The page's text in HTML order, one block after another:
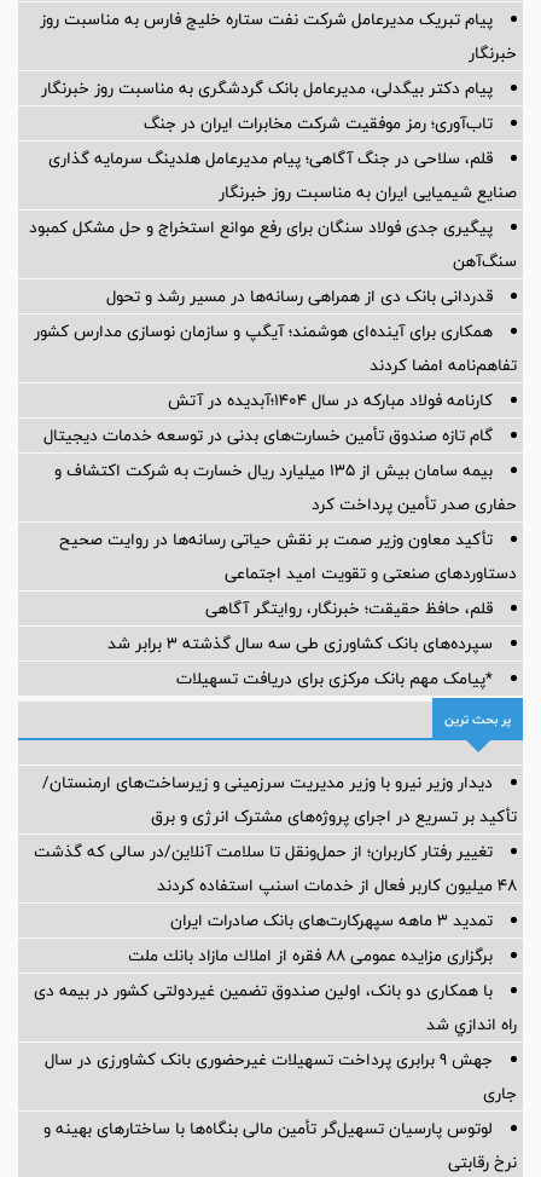
پیام تبریک مدیرعامل شرکت نفت ستاره خلیج فارس به مناسبت روز
خبرنگار
پیام دکتر بیگدلی، مدیرعامل بانک گردشگری به مناسبت روز خبرنگار
تاب‌آوری؛ رمز موفقیت شرکت مخابرات ایران در جنگ
قلم، سلاحی در جنگ آگاهی؛ پیام مدیرعامل هلدینگ سرمایه گذاری
صنایع شیمیایی ایران به مناسبت روز خبرنگار
پیگیری جدی فولاد سنگان برای رفع موانع استخراج و حل مشکل کمبود
سنگ‌آهن
قدردانی بانک دی از همراهی رسانه‌ها در مسیر رشد و تحول
همکاری برای آینده‌ای هوشمند؛ آیگپ و سازمان نوسازی مدارس کشور
تفاهم‌نامه امضا کردند
کارنامه فولاد مبارکه در سال ۱۴۰۴؛آبدیده در آتش
گام تازه صندوق تأمین خسارت‌های بدنی در توسعه خدمات دیجیتال
بیمه سامان بیش از ۱۳۵ میلیارد ریال خسارت به شرکت اکتشاف و
حفاری صدر تأمین پرداخت کرد
تأکید معاون وزیر صمت بر نقش حیاتی رسانه‌ها در روایت صحیح
دستاوردهای صنعتی و تقویت امید اجتماعی
قلم، حافظ حقیقت؛ خبرنگار، روایتگر آگاهی
سپرده‌های بانک کشاورزی طی سه سال گذشته ۳ برابر شد
*پیامک مهم بانک مرکزی برای دریافت تسهیلات
پر بحث ترین
دیدار وزیر نیرو با وزیر مدیریت سرزمینی و زیرساخت‌های ارمنستان/
تأکید بر تسریع در اجرای پروژه‌های مشترک انرژی و برق
تغییر رفتار کاربران؛ از حمل‌ونقل تا سلامت آنلاین/در سالی که گذشت
۴۸ میلیون کاربر فعال از خدمات اسنپ استفاده کردند
تمدید 3 ماهه سپهرکارت‌های بانک صادرات ایران
برگزاری مزایده عمومی ۸۸ فقره از املاك مازاد بانك ملت
با همکاری دو بانک، اولین صندوق تضمین غیردولتی کشور در بیمه دی
راه اندازي شد
جهش 9 برابری پرداخت تسهیلات غیرحضوری بانک کشاورزی در سال
جاری
لوتوس پارسیان تسهیل‌گر تأمین مالی بنگاه‌ها با ساختارهای بهینه و
نرخ رقابتی